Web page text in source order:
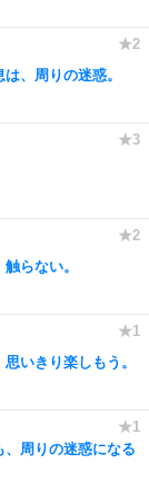
、周りの迷惑。
らない。
いきり楽しもう。
周りの迷惑になる